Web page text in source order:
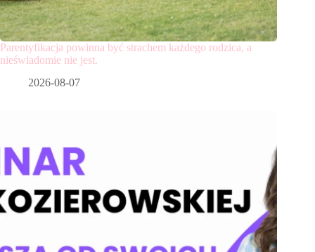
Parentyfikacja powinna być strachem każdego rodzica, a
nieświadomie nie jest.
2026-08-07